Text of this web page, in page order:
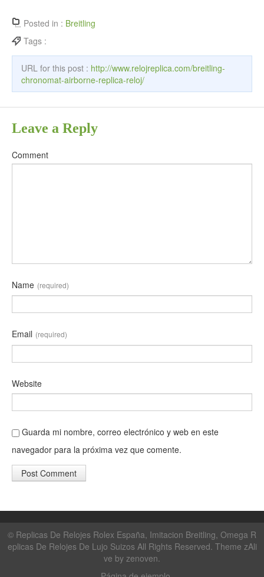
Posted in : Breitling
Tags :
URL for this post : http://www.relojreplica.com/breitling-
chronomat-airborne-replica-reloj/
Leave a Reply
Comment
Name (required)
Email (required)
Website
Guarda mi nombre, correo electrónico y web en este
navegador para la próxima vez que comente.
© Replicas De Relojes Rolex España, Imitacion Breitling, Omega R
eplicas De Relojes De Lujo Suizos All Rights Reserved. Theme zAli
ve by zenoven